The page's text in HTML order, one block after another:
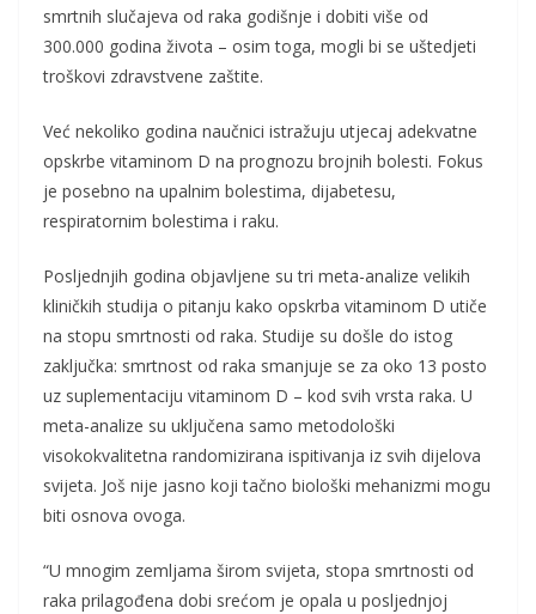
smrtnih slučajeva od raka godišnje i dobiti više od
300.000 godina života – osim toga, mogli bi se uštedjeti
troškovi zdravstvene zaštite.
Već nekoliko godina naučnici istražuju utjecaj adekvatne
opskrbe vitaminom D na prognozu brojnih bolesti. Fokus
je posebno na upalnim bolestima, dijabetesu,
respiratornim bolestima i raku.
Posljednjih godina objavljene su tri meta-analize velikih
kliničkih studija o pitanju kako opskrba vitaminom D utiče
na stopu smrtnosti od raka. Studije su došle do istog
zaključka: smrtnost od raka smanjuje se za oko 13 posto
uz suplementaciju vitaminom D – kod svih vrsta raka. U
meta-analize su uključena samo metodološki
visokokvalitetna randomizirana ispitivanja iz svih dijelova
svijeta. Još nije jasno koji tačno biološki mehanizmi mogu
biti osnova ovoga.
“U mnogim zemljama širom svijeta, stopa smrtnosti od
raka prilagođena dobi srećom je opala u posljednjoj